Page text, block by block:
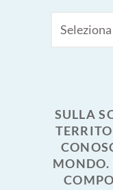
SULLA
MONDO.